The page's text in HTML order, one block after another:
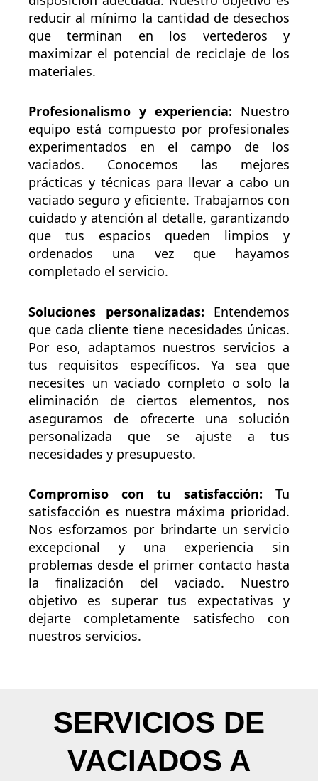
reducir al mínimo la cantidad de desechos
que terminan en los vertederos y
maximizar el potencial de reciclaje de los
materiales.
Profesionalismo y experiencia: Nuestro
equipo está compuesto por profesionales
experimentados en el campo de los
vaciados. Conocemos las mejores
prácticas y técnicas para llevar a cabo un
vaciado seguro y eficiente. Trabajamos con
cuidado y atención al detalle, garantizando
que tus espacios queden limpios y
ordenados una vez que hayamos
completado el servicio.
Soluciones personalizadas: Entendemos
que cada cliente tiene necesidades únicas.
Por eso, adaptamos nuestros servicios a
tus requisitos específicos. Ya sea que
necesites un vaciado completo o solo la
eliminación de ciertos elementos, nos
aseguramos de ofrecerte una solución
personalizada que se ajuste a tus
necesidades y presupuesto.
Compromiso con tu satisfacción: Tu
satisfacción es nuestra máxima prioridad.
Nos esforzamos por brindarte un servicio
excepcional y una experiencia sin
problemas desde el primer contacto hasta
la finalización del vaciado. Nuestro
objetivo es superar tus expectativas y
dejarte completamente satisfecho con
nuestros servicios.
SERVICIOS DE
VACIADOS A